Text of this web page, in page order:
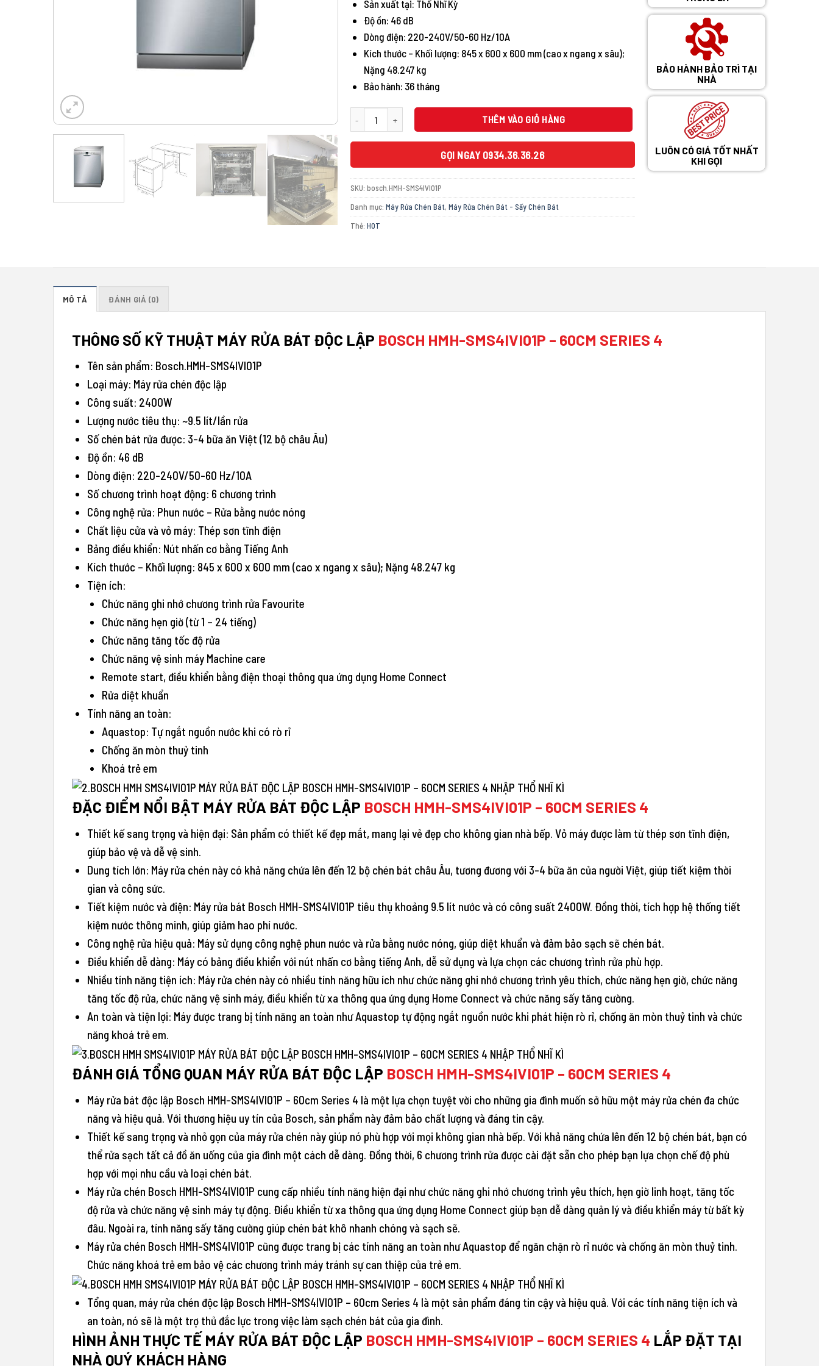
27.790.000 ₫.
Sản xuất tại: Thổ Nhĩ Kỳ
Độ ồn: 46 dB
Dòng điện: 220-240V/50-60 Hz/10A
Kích thước – Khối lượng: 845 x 600 x 600 mm (cao x ngang x sâu);
Nặng 48.247 kg
Bảo hành: 36 tháng
MÁY RỬA BÁT ĐỘC LẬP BOSCH HMH-SMS4IVI01P – 60CM SERIES 4 NHẬP THỔ NHĨ KÌ số lượng
THÊM VÀO GIỎ HÀNG
GỌI NGAY 0934.36.36.26
SKU: bosch.HMH-SMS4IVI01P
Danh mục: Máy Rửa Chén Bát, Máy Rửa Chén Bát - Sấy Chén Bát
Thẻ: HOT
BẢO HÀNH BẢO TRÌ TẠI
NHÀ
LUÔN CÓ GIÁ TỐT NHẤT
KHI GỌI
MÔ TẢ ĐÁNH GIÁ (0)
THÔNG SỐ KỸ THUẬT MÁY RỬA BÁT ĐỘC LẬP BOSCH HMH-SMS4IVI01P – 60CM SERIES 4
Tên sản phẩm: Bosch.HMH-SMS4IVI01P
Loại máy: Máy rửa chén độc lập
Công suất: 2400W
Lượng nước tiêu thụ: ~9.5 lít/lần rửa
Số chén bát rửa được: 3-4 bữa ăn Việt (12 bộ châu Âu)
Độ ồn: 46 dB
Dòng điện: 220-240V/50-60 Hz/10A
Số chương trình hoạt động: 6 chương trình
Công nghệ rửa: Phun nước – Rửa bằng nước nóng
Chất liệu cửa và vỏ máy: Thép sơn tĩnh điện
Bảng điều khiển: Nút nhấn cơ bằng Tiếng Anh
Kích thước – Khối lượng: 845 x 600 x 600 mm (cao x ngang x sâu); Nặng 48.247 kg
Tiện ích:
Chức năng ghi nhớ chương trình rửa Favourite
Chức năng hẹn giờ (từ 1 – 24 tiếng)
Chức năng tăng tốc độ rửa
Chức năng vệ sinh máy Machine care
Remote start, điều khiển bằng điện thoại thông qua ứng dụng Home Connect
Rửa diệt khuẩn
Tính năng an toàn:
Aquastop: Tự ngắt nguồn nước khi có rò rỉ
Chống ăn mòn thuỷ tinh
Khoá trẻ em
ĐẶC ĐIỂM NỔI BẬT MÁY RỬA BÁT ĐỘC LẬP BOSCH HMH-SMS4IVI01P – 60CM SERIES 4
Thiết kế sang trọng và hiện đại: Sản phẩm có thiết kế đẹp mắt, mang lại vẻ đẹp cho không gian nhà bếp. Vỏ máy được làm từ thép sơn tĩnh điện,
giúp bảo vệ và dễ vệ sinh.
Dung tích lớn: Máy rửa chén này có khả năng chứa lên đến 12 bộ chén bát châu Âu, tương đương với 3-4 bữa ăn của người Việt, giúp tiết kiệm thời
gian và công sức.
Tiết kiệm nước và điện: Máy rửa bát Bosch HMH-SMS4IVI01P tiêu thụ khoảng 9.5 lít nước và có công suất 2400W. Đồng thời, tích hợp hệ thống tiết
kiệm nước thông minh, giúp giảm hao phí nước.
Công nghệ rửa hiệu quả: Máy sử dụng công nghệ phun nước và rửa bằng nước nóng, giúp diệt khuẩn và đảm bảo sạch sẽ chén bát.
Điều khiển dễ dàng: Máy có bảng điều khiển với nút nhấn cơ bằng tiếng Anh, dễ sử dụng và lựa chọn các chương trình rửa phù hợp.
Nhiều tính năng tiện ích: Máy rửa chén này có nhiều tính năng hữu ích như chức năng ghi nhớ chương trình yêu thích, chức năng hẹn giờ, chức năng
tăng tốc độ rửa, chức năng vệ sinh máy, điều khiển từ xa thông qua ứng dụng Home Connect và chức năng sấy tăng cường.
An toàn và tiện lợi: Máy được trang bị tính năng an toàn như Aquastop tự động ngắt nguồn nước khi phát hiện rò rỉ, chống ăn mòn thuỷ tinh và chức
năng khoá trẻ em.
ĐÁNH GIÁ TỔNG QUAN MÁY RỬA BÁT ĐỘC LẬP BOSCH HMH-SMS4IVI01P – 60CM SERIES 4
Máy rửa bát độc lập Bosch HMH-SMS4IVI01P – 60cm Series 4 là một lựa chọn tuyệt vời cho những gia đình muốn sở hữu một máy rửa chén đa chức
năng và hiệu quả. Với thương hiệu uy tín của Bosch, sản phẩm này đảm bảo chất lượng và đáng tin cậy.
Thiết kế sang trọng và nhỏ gọn của máy rửa chén này giúp nó phù hợp với mọi không gian nhà bếp. Với khả năng chứa lên đến 12 bộ chén bát, bạn có
thể rửa sạch tất cả đồ ăn uống của gia đình một cách dễ dàng. Đồng thời, 6 chương trình rửa được cài đặt sẵn cho phép bạn lựa chọn chế độ phù
hợp với mọi nhu cầu và loại chén bát.
Máy rửa chén Bosch HMH-SMS4IVI01P cung cấp nhiều tính năng hiện đại như chức năng ghi nhớ chương trình yêu thích, hẹn giờ linh hoạt, tăng tốc
độ rửa và chức năng vệ sinh máy tự động. Điều khiển từ xa thông qua ứng dụng Home Connect giúp bạn dễ dàng quản lý và điều khiển máy từ bất kỳ
đâu. Ngoài ra, tính năng sấy tăng cường giúp chén bát khô nhanh chóng và sạch sẽ.
Máy rửa chén Bosch HMH-SMS4IVI01P cũng được trang bị các tính năng an toàn như Aquastop để ngăn chặn rò rỉ nước và chống ăn mòn thuỷ tinh.
Chức năng khoá trẻ em bảo vệ các chương trình máy tránh sự can thiệp của trẻ em.
Tổng quan, máy rửa chén độc lập Bosch HMH-SMS4IVI01P – 60cm Series 4 là một sản phẩm đáng tin cậy và hiệu quả. Với các tính năng tiện ích và
an toàn, nó sẽ là một trợ thủ đắc lực trong việc làm sạch chén bát của gia đình.
HÌNH ẢNH THỰC TẾ MÁY RỬA BÁT ĐỘC LẬP BOSCH HMH-SMS4IVI01P – 60CM SERIES 4 LẮP ĐẶT TẠI
NHÀ QUÝ KHÁCH HÀNG